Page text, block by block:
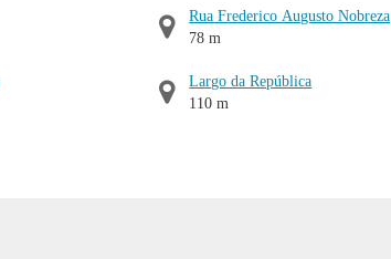
Rua Frederico Augusto Nobreza
78 m
Largo da República
110 m